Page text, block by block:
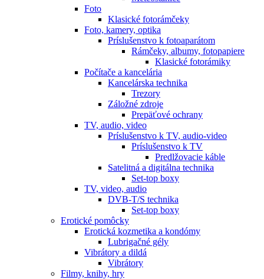
Foto
Klasické fotorámčeky
Foto, kamery, optika
Príslušenstvo k fotoaparátom
Rámčeky, albumy, fotopapiere
Klasické fotorámiky
Počítače a kancelária
Kancelárska technika
Trezory
Záložné zdroje
Prepäťové ochrany
TV, audio, video
Príslušenstvo k TV, audio-video
Príslušenstvo k TV
Predlžovacie káble
Satelitná a digitálna technika
Set-top boxy
TV, video, audio
DVB-T/S technika
Set-top boxy
Erotické pomôcky
Erotická kozmetika a kondómy
Lubrigačné gély
Vibrátory a dildá
Vibrátory
Filmy, knihy, hry